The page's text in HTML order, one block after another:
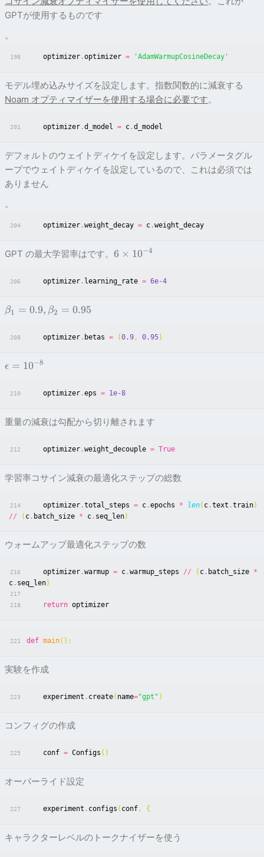
GPTが使用するものです
。
198 optimizer.optimizer = 'AdamWarmupCosineDecay'
モデル埋め込みサイズを設定します。指数関数的に減衰する
Noam オプティマイザーを使用する場合に必要です。
201 optimizer.d_model = c.d_model
デフォルトのウェイトディケイを設定します。パラメータグル
ープでウェイトディケイを設定しているので、これは必須では
ありません
。
204 optimizer.weight_decay = c.weight_decay
GPT の最大学習率はです。 6 × 10−4
206 optimizer. learning_rate = 6e-4
β1 = 0.9, β2 = 0.95
208 optimizer. betas = (0.9, 0.95)
ϵ = 10−8
210 optimizer.eps = 1e-8
重量の減衰は勾配から切り離されます
212 optimizer.weight_decouple = True
学習率コサイン減衰の最適化ステップの総数
214 optimizer.total_steps = c.epochs * len( c.text .train)
//
( c. batch_size * c. seq_len)
ウォームアップ最適化ステップの数
216 optimizer.warmup = c.warmup_steps // ( c. batch_size *
c. seq_len)
217
218
return optimizer
221 def main():
実験を作成
223 experiment . create( name="gpt" )
コンフィグの作成
225 conf = Configs ()
オーバーライド設定
227 experiment . configs ( conf, {
キャラクターレベルのトークナイザーを使う